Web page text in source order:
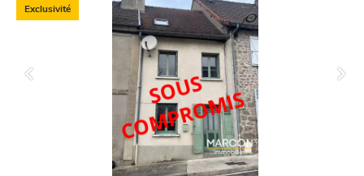
Exclusivité